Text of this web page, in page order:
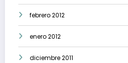
febrero 2012
enero 2012
diciembre 2011